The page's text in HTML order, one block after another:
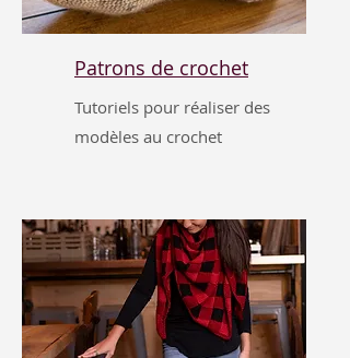
Patrons de crochet
Tutoriels pour réaliser des
modèles au crochet